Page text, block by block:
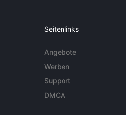
Seitenlinks
Angebote
Werben
Support
DMCA